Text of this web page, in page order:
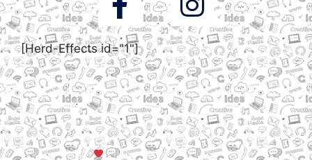
[Herd-Effects id="1"]
© Todos os direitos reservados a DigooWeb Gramado, RS |
Servidores em Dallas, TX
Criado com muito em Gramado, Serra Gaúcha